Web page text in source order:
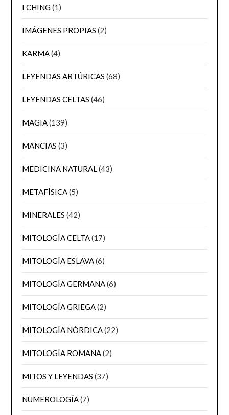
I CHING(1)
IMÁGENES PROPIAS (2)
KARMA(4)
LEYENDAS ARTÚRICAS (68)
LEYENDAS CELTAS (46)
MAGIA(139)
MANCIAS (3)
MEDICINA NATURAL(43)
METAFÍSICA(5)
MINERALES (42)
MITOLOGÍA CELTA(17)
MITOLOGÍA ESLAVA(6)
MITOLOGÍA GERMANA(6)
MITOLOGÍA GRIEGA(2)
MITOLOGÍA NÓRDICA(22)
MITOLOGÍA ROMANA(2)
MITOS Y LEYENDAS (37)
NUMEROLOGÍA(7)